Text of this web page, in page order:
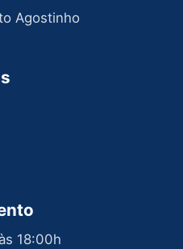
Agostinho
18:00h